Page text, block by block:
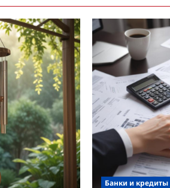
Банки и кредиты